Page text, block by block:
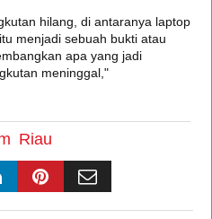
hilang, di antaranya laptop
menjadi sebuah bukti atau
apa yang jadi
meninggal,"
Riau